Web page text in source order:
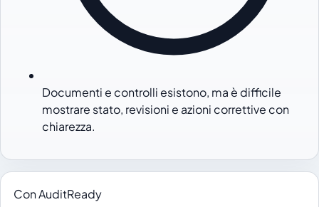
Documenti e controlli esistono, ma è difficile
mostrare stato, revisioni e azioni correttive con
chiarezza.
Con AuditReady